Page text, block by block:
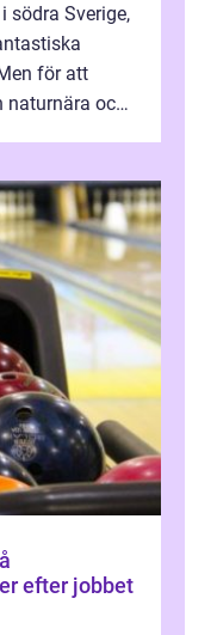
södra Sverige,
för att
naturnära och
efter jobbet